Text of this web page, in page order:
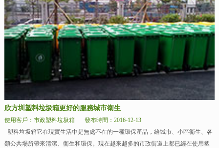
欣方圳塑料垃圾箱更好的服務城市衛生
使用客戶：市政塑料垃圾箱
發布時間：2016-12-13
塑料垃圾箱它在現實生活中是無處不在的一種環保產品，給城市、小區衛生、各
類公共場所帶來清潔、衛生和環保。現在越來越多的市政街道上都已經在使用塑